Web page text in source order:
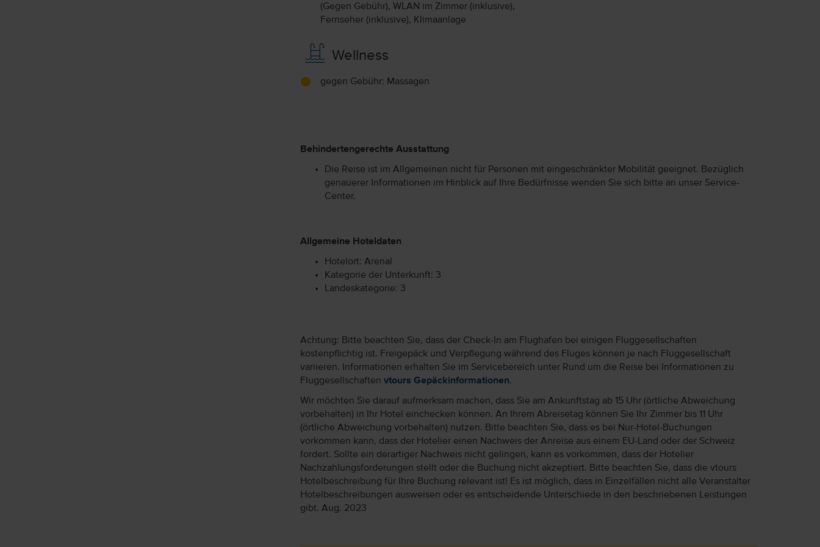
(Gegen Gebühr), WLAN im Zimmer (inklusive),
Fernseher (inklusive), Klimaanlage
Wellness
gegen Gebühr: Massagen
Behindertengerechte Ausstattung
Die Reise ist im Allgemeinen nicht für Personen mit eingeschränkter Mobilität geeignet. Bezüglich
genauerer Informationen im Hinblick auf Ihre Bedürfnisse wenden Sie sich bitte an unser Service-
Center.
Allgemeine Hoteldaten
Hotelort: Arenal
Kategorie der Unterkunft: 3
Landeskategorie: 3
Achtung: Bitte beachten Sie, dass der Check-In am Flughafen bei einigen Fluggesellschaften
kostenpflichtig ist. Freigepäck und Verpflegung während des Fluges können je nach Fluggesellschaft
variieren. Informationen erhalten Sie im Servicebereich unter Rund um die Reise bei Informationen zu
Fluggesellschaften vtours Gepäckinformationen.
Wir möchten Sie darauf aufmerksam machen, dass Sie am Ankunftstag ab 15 Uhr (örtliche Abweichung
vorbehalten) in Ihr Hotel einchecken können. An Ihrem Abreisetag können Sie Ihr Zimmer bis 11 Uhr
(örtliche Abweichung vorbehalten) nutzen. Bitte beachten Sie, dass es bei Nur-Hotel-Buchungen
vorkommen kann, dass der Hotelier einen Nachweis der Anreise aus einem EU-Land oder der Schweiz
fordert. Sollte ein derartiger Nachweis nicht gelingen, kann es vorkommen, dass der Hotelier
Nachzahlungsforderungen stellt oder die Buchung nicht akzeptiert. Bitte beachten Sie, dass die vtours
Hotelbeschreibung für Ihre Buchung relevant ist! Es ist möglich, dass in Einzelfällen nicht alle Veranstalter
Hotelbeschreibungen ausweisen oder es entscheidende Unterschiede in den beschriebenen Leistungen
gibt. Aug. 2023